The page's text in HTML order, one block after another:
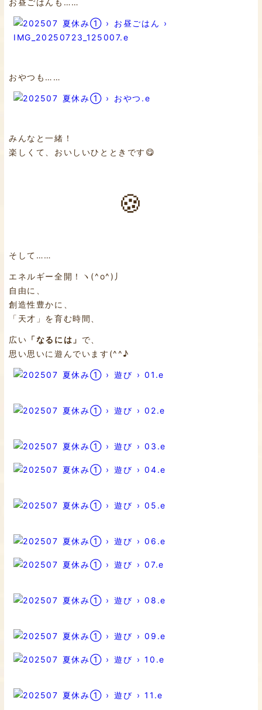
お昼ごはんも……
おやつも……
みんなと一緒！
楽しくて、おいしいひとときです😋
🍪
そして……
エネルギー全開！ヽ(^o^)丿
自由に、
創造性豊かに、
「天才」を育む時間、
広い 「なるには」 で、
思い思いに遊んでいます(^^♪